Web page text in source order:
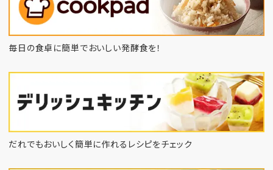
毎日の食卓に簡単でおいしい発酵食を！
だれでもおいしく簡単に作れるレシピをチェック